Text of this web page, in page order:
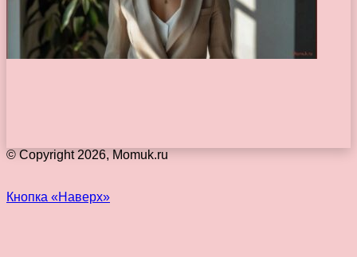
© Copyright 2026, Momuk.ru
Кнопка «Наверх»